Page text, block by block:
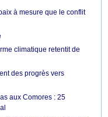
à mesure que le conflit
climatique retentit de
des progrès vers
aux Comores : 25